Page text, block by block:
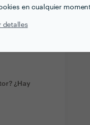
en cualquier
detalles
¿Hay